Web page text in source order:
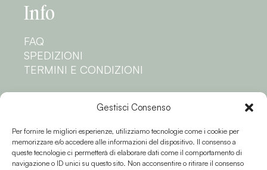
Gestisci Consenso
Per fornire le migliori esperienze, utilizziamo tecnologie come i cookie per
memorizzare e/o accedere alle informazioni del dispositivo. Il consenso a
queste tecnologie ci permetterà di elaborare dati come il comportamento di
navigazione o ID unici su questo sito. Non acconsentire o ritirare il consenso
Info
FAQ
SPEDIZIONI
TERMINI E CONDIZIONI
PRIVACY POLICY
COOKIE POLICY